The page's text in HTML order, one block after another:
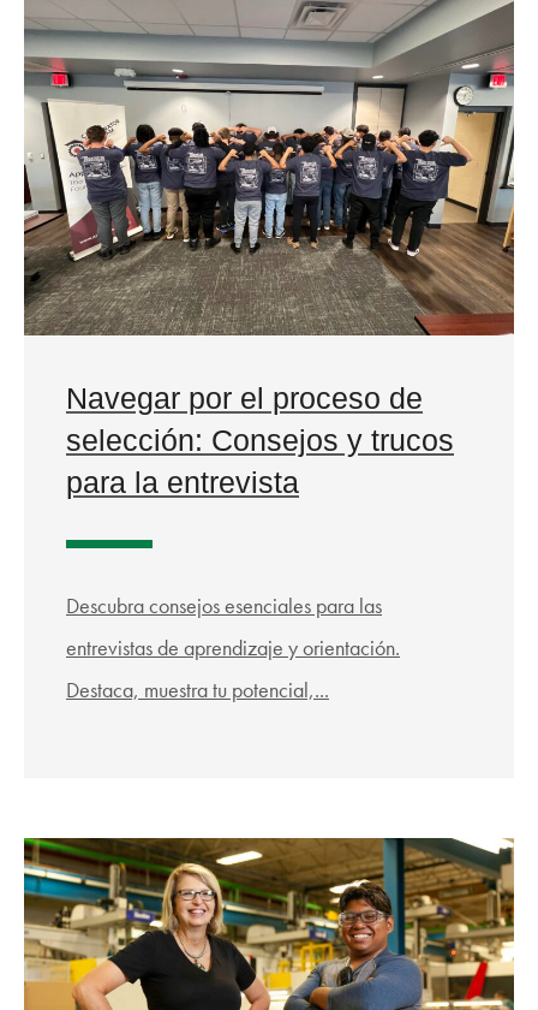
Navegar por el proceso de
selección: Consejos y trucos
para la entrevista
Descubra consejos esenciales para las
entrevistas de aprendizaje y orientación.
Destaca, muestra tu potencial,...